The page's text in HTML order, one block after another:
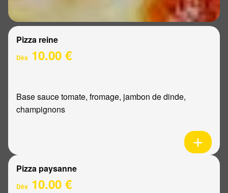
Pizza reine
Dès 10.00 €
Base sauce tomate, fromage, jambon de dinde,
champignons
Pizza paysanne
Dès 10.00 €